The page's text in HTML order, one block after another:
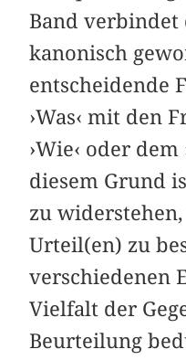
Band
kanonisch
entscheidende
›Was‹ mit den
›Wie‹ oder dem
diesem Grund
zu
Urteil(en) zu
verschiedenen
Vielfalt der
Beurteilung